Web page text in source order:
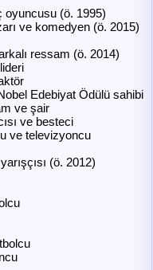
oyuncusu (ö. 1995)
ve komedyen (ö. 2015)
ressam (ö. 2014)
Edebiyat Ödülü sahibi
ve şair
ve besteci
ve televizyoncu
(ö. 2012)